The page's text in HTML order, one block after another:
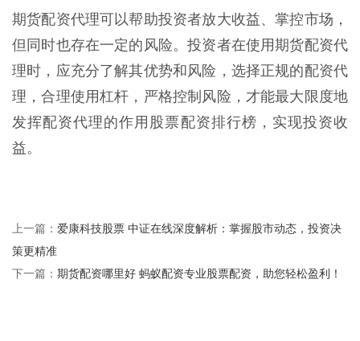
期货配资代理可以帮助投资者放大收益、掌控市场，
但同时也存在一定的风险。投资者在使用期货配资代
理时，应充分了解其优势和风险，选择正规的配资代
理，合理使用杠杆，严格控制风险，才能最大限度地
发挥配资代理的作用股票配资排行榜，实现投资收
益。
上一篇： 爱康科技股票 中证在线深度解析：掌握股市动态，投资决
策更精准
下一篇： 期货配资哪里好 蚂蚁配资专业股票配资，助您轻松盈利！